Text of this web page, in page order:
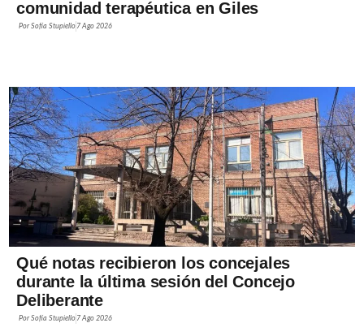
comunidad terapéutica en Giles
PorSofía Stupiello 7 Ago 2026
Qué notas recibieron los concejales
durante la última sesión del Concejo
Deliberante
PorSofía Stupiello 7 Ago 2026